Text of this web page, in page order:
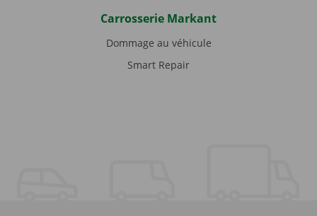
Carrosserie Markant
Dommage au véhicule
Smart Repair